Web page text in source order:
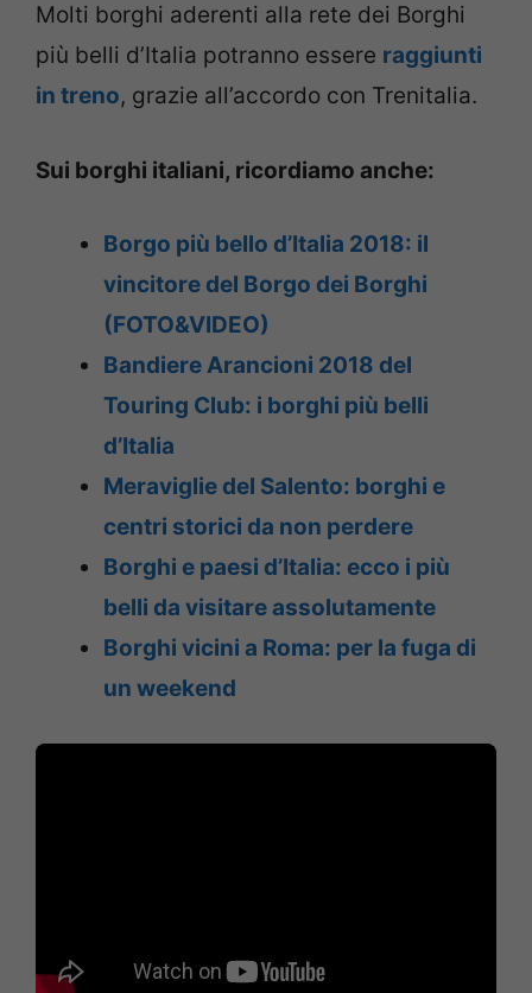
Molti borghi aderenti alla rete dei Borghi
più belli d’Italia potranno essere raggiunti
in treno, grazie all’accordo con Trenitalia.
Sui borghi italiani, ricordiamo anche:
Borgo più bello d’Italia 2018: il
vincitore del Borgo dei Borghi
(FOTO&VIDEO)
Bandiere Arancioni 2018 del
Touring Club: i borghi più belli
d’Italia
Meraviglie del Salento: borghi e
centri storici da non perdere
Borghi e paesi d’Italia: ecco i più
belli da visitare assolutamente
Borghi vicini a Roma: per la fuga di
un weekend